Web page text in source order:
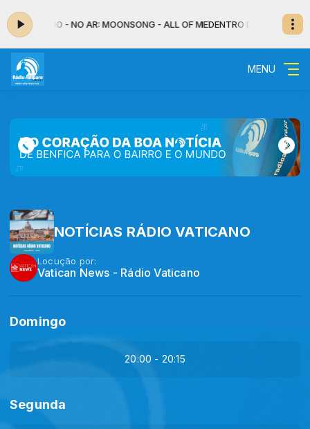
às 07:00 - NO AR: MOONSONG - ALL OF MEDENTRO DA NOITE -
MENU
NOTÍCIAS RÁDIO VATICANO
Locução por:
Vatican News - Rádio Vaticano
Domingo
20:00 - 20:15
Segunda